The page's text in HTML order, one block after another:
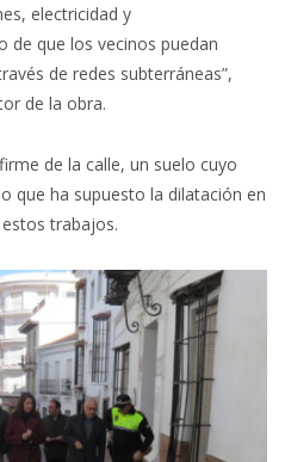
electricidad y
de que los vecinos puedan
de redes subterráneas”,
de la obra.
de la calle, un suelo cuyo
que ha supuesto la dilatación en
trabajos.